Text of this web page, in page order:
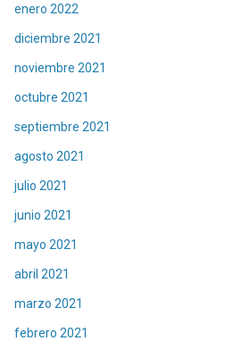
enero 2022
diciembre 2021
noviembre 2021
octubre 2021
septiembre 2021
agosto 2021
julio 2021
junio 2021
mayo 2021
abril 2021
marzo 2021
febrero 2021